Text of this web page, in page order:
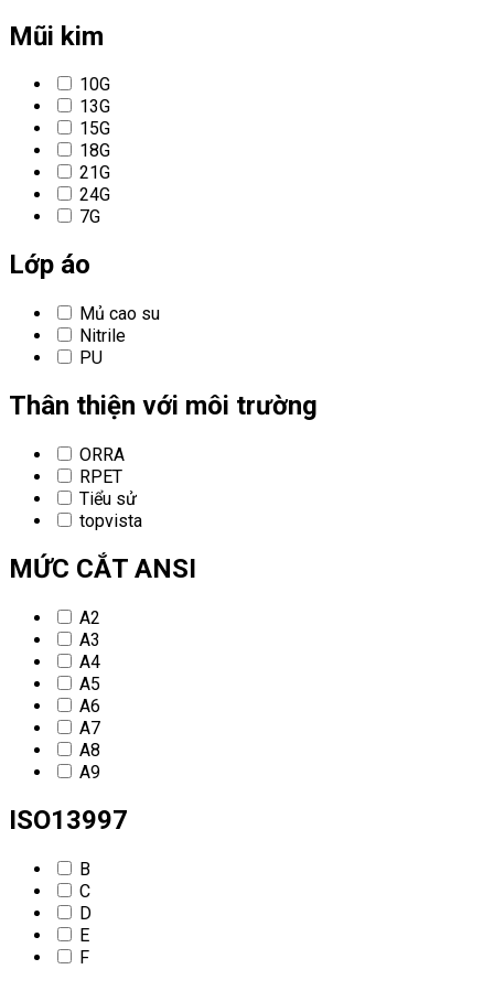
Mũi kim
10G
13G
15G
18G
21G
24G
7G
Lớp áo
Mủ cao su
Nitrile
PU
Thân thiện với môi trường
ORRA
RPET
Tiểu sử
topvista
MỨC CẮT ANSI
A2
A3
A4
A5
A6
A7
A8
A9
ISO13997
B
C
D
E
F